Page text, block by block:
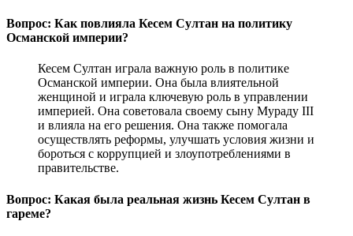
Вопрос: Как повлияла Кесем Султан на политику
Османской империи?
Кесем Султан играла важную роль в политике
Османской империи. Она была влиятельной
женщиной и играла ключевую роль в управлении
империей. Она советовала своему сыну Мураду III
и влияла на его решения. Она также помогала
осуществлять реформы, улучшать условия жизни и
бороться с коррупцией и злоупотреблениями в
правительстве.
Вопрос: Какая была реальная жизнь Кесем Султан в
гареме?